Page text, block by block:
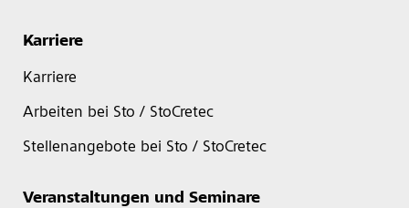
Karriere
Karriere
Arbeiten bei Sto / StoCretec
Stellenangebote bei Sto / StoCretec
Veranstaltungen und Seminare